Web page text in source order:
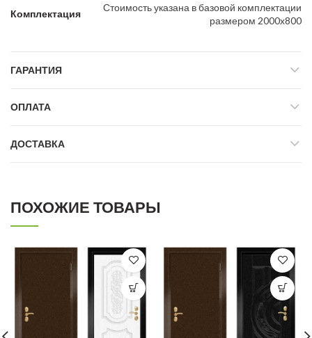
Комплектация
Стоимость указана в базовой комплектации
размером 2000х800
ГАРАНТИЯ
ОПЛАТА
ДОСТАВКА
ПОХОЖИЕ ТОВАРЫ